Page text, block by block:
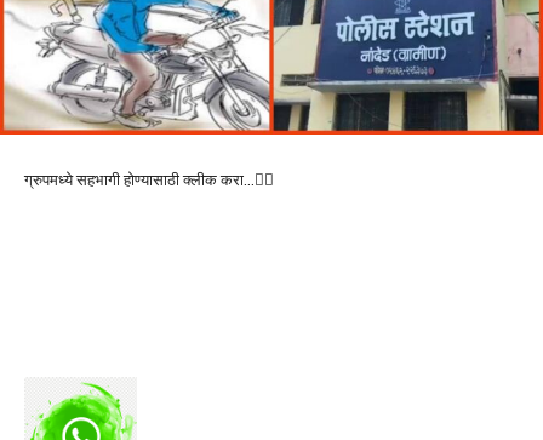
ग्रुपमध्ये सहभागी होण्यासाठी क्लीक करा…👆🏻